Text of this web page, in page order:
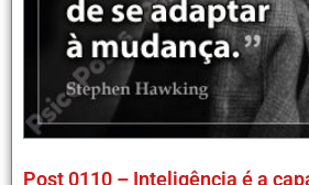
Post 0110 – Inteligência é a